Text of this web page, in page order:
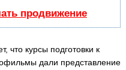
продвижение
что курсы подготовки к
дали представление